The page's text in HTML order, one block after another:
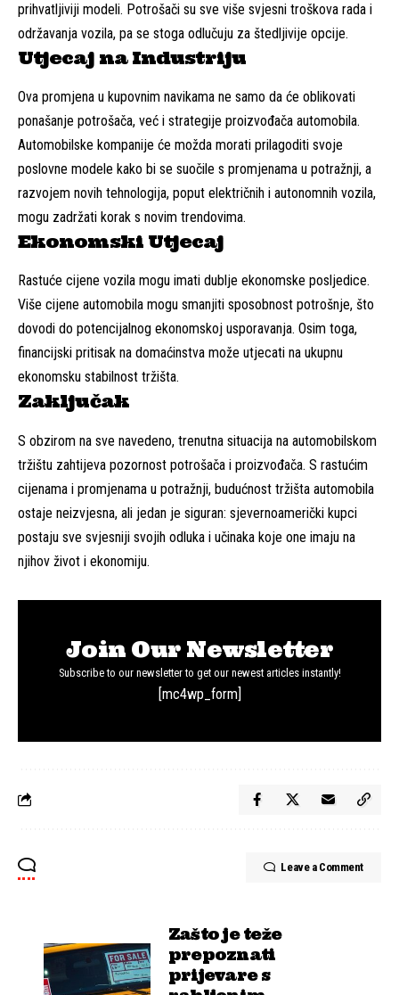
prihvatljiviji modeli. Potrošači su sve više svjesni troškova rada i
održavanja vozila, pa se stoga odlučuju za štedljivije opcije.
Utjecaj na Industriju
Ova promjena u kupovnim navikama ne samo da će oblikovati
ponašanje potrošača, već i strategije proizvođača automobila.
Automobilske kompanije će možda morati prilagoditi svoje
poslovne modele kako bi se suočile s promjenama u potražnji, a
razvojem novih tehnologija, poput električnih i autonomnih vozila,
mogu zadržati korak s novim trendovima.
Ekonomski Utjecaj
Rastuće cijene vozila mogu imati dublje ekonomske posljedice.
Više cijene automobila mogu smanjiti sposobnost potrošnje, što
dovodi do potencijalnog ekonomskoj usporavanja. Osim toga,
financijski pritisak na domaćinstva može utjecati na ukupnu
ekonomsku stabilnost tržišta.
Zaključak
S obzirom na sve navedeno, trenutna situacija na automobilskom
tržištu zahtijeva pozornost potrošača i proizvođača. S rastućim
cijenama i promjenama u potražnji, budućnost tržišta automobila
ostaje neizvjesna, ali jedan je siguran: sjevernoamerički kupci
postaju sve svjesniji svojih odluka i učinaka koje one imaju na
njihov život i ekonomiju.
Join Our Newsletter
Subscribe to our newsletter to get our newest articles instantly!
[mc4wp_form]
Leave a Comment
Zašto je teže
prepoznati
prijevare s